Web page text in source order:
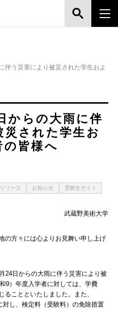
伴う災害により被災された学生およ
からの大雨に伴
災された学生お
の皆様へ
リース お知らせ 受験生サイト
武蔵野美術大学
の方々には心よりお見舞い申し上げ
24日からの大雨に伴う災害により被
9）年度入学者に対しては、学費
ることといたしました。また、
し、検定料（受験料）の免除措置